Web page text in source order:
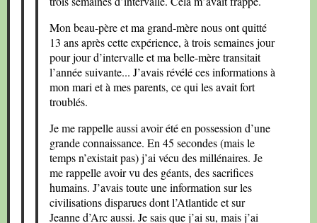
Mon beau-père et ma grand-mère nous ont quitté
13 ans après cette expérience, à trois semaines jour
pour jour d’intervalle et ma belle-mère transitait
l’année suivante... J’avais révélé ces informations à
mon mari et à mes parents, ce qui les avait fort
troublés.
Je me rappelle aussi avoir été en possession d’une
grande connaissance. En 45 secondes (mais le
temps n’existait pas) j’ai vécu des millénaires. Je
me rappelle avoir vu des géants, des sacrifices
humains. J’avais toute une information sur les
civilisations disparues dont l’Atlantide et sur
Jeanne d’Arc aussi. Je sais que j’ai su, mais j’ai